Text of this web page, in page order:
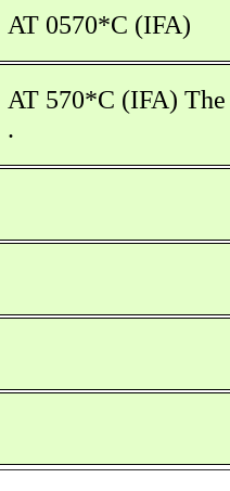
AT 0570*C (IFA)
AT 570*C (IFA) The
.